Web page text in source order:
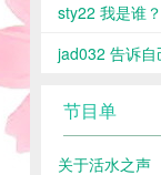
sty22 我是谁？
jad032 告诉自
节目单
关于活水之声